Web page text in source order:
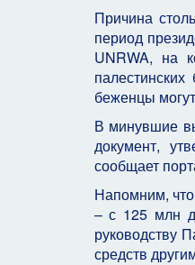
Причина
период
UNRWA, на
беженцы
В минувшие
документ,
сообщает
Напомним,
– с 125 млн
руководству
средств